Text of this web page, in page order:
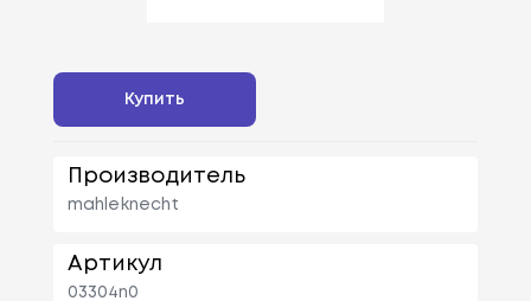
Купить
Производитель
mahleknecht
Артикул
03304n0